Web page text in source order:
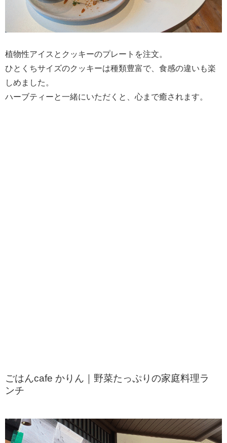
植物性アイスとクッキーのプレートを注文。
ひとくちサイズのクッキーは種類豊富で、食感の違いも楽
しめました。
ハーブティーと一緒にいただくと、心まで癒されます。
ごはんcafe かりん｜野菜たっぷりの家庭料理ラ
ンチ